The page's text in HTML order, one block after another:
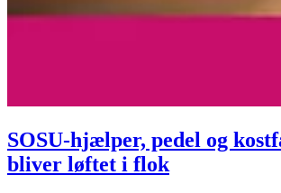
SOSU-hjælper, pedel og
bliver løftet i flok